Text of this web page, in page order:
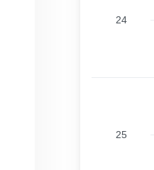
24
25